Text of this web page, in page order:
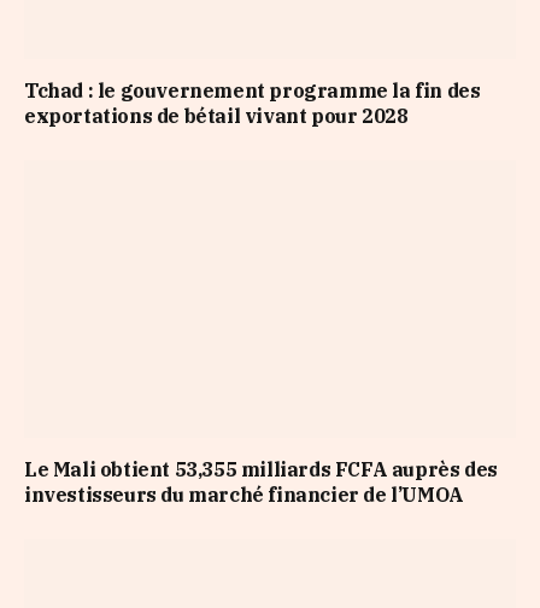
Tchad : le gouvernement programme la fin des
exportations de bétail vivant pour 2028
Le Mali obtient 53,355 milliards FCFA auprès des
investisseurs du marché financier de l’UMOA